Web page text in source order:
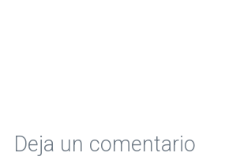
Deja un comentario